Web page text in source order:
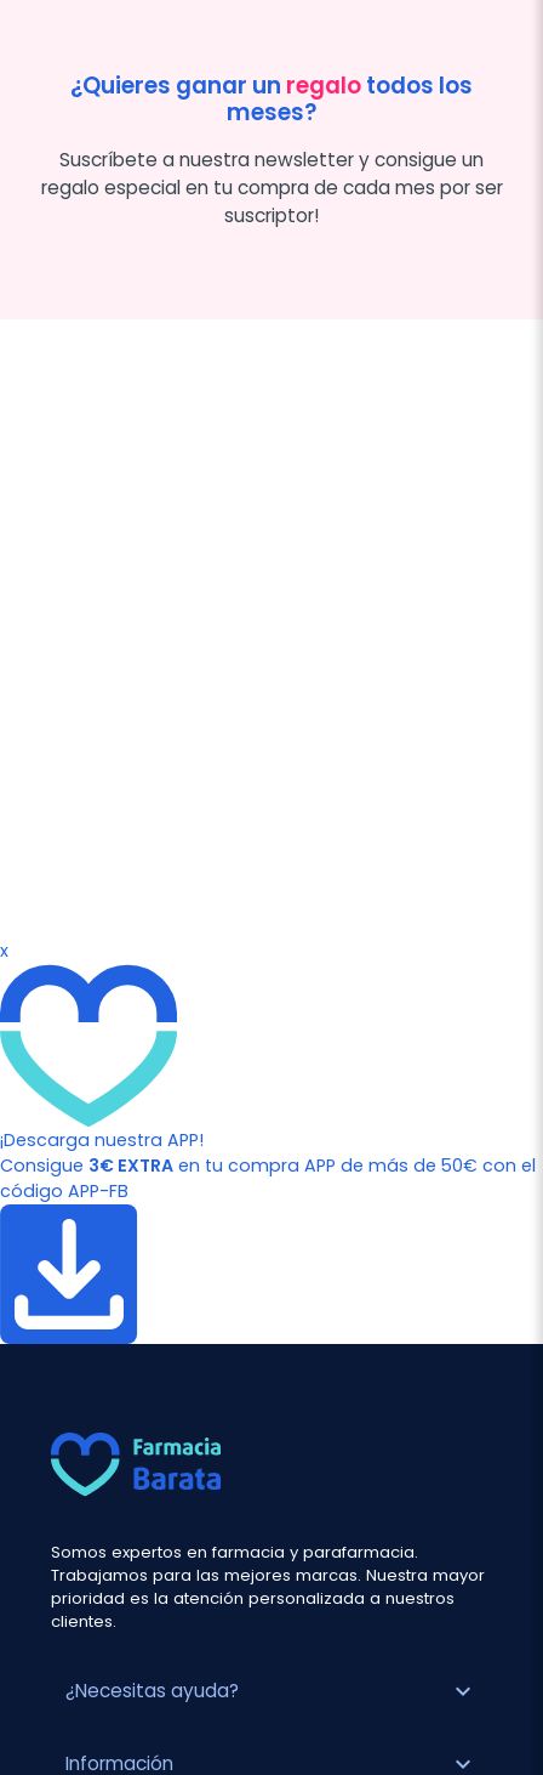
¿Quieres ganar un regalotodos los
meses?
Suscríbete a nuestra newsletter y consigue un
regalo especial en tu compra de cada mes por ser
suscriptor!
x
¡Descarga nuestra APP!
Consigue 3€ EXTRA en tu compra APP de más de 50€ con el
código APP-FB
Somos expertos en farmacia y parafarmacia.
Trabajamos para las mejores marcas. Nuestra mayor
prioridad es la atención personalizada a nuestros
clientes.
¿Necesitas ayuda? expand_more
Información expand_more